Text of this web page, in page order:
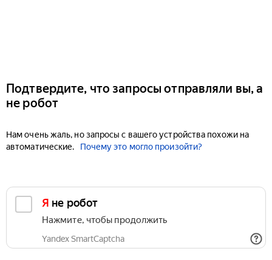
Подтвердите, что запросы отправляли вы, а
не робот
Нам очень жаль, но запросы с вашего устройства похожи на
автоматические.
Почему это могло произойти?
Я не робот
Нажмите, чтобы продолжить
Yandex SmartCaptcha